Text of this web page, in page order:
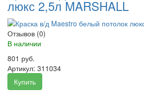
люкс 2,5л MARSHALL
Отзывов (0)
В наличии
801 руб.
Артикул: 311034
Купить